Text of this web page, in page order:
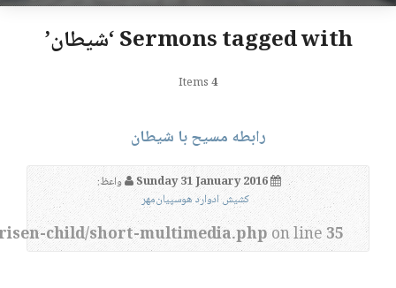
Sermons tagged with ‘شیطان’
4
رابطه مسیح با شیطان
واعظ:
کشیش ادوارد هوسپیان‌مهر
child/short-multimedia.php on line 35